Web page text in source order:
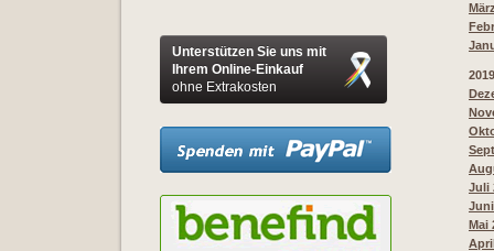
Unterstützen Sie uns mit
Ihrem Online-Einkauf
ohne Extrakosten
2019
Juli
Mai